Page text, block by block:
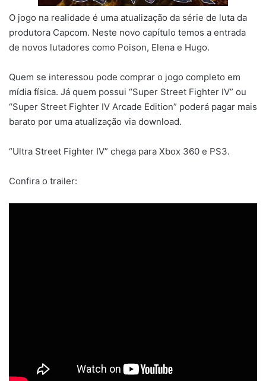
O jogo na realidade é uma atualização da série de luta da
produtora Capcom. Neste novo capítulo temos a entrada
de novos lutadores como Poison, Elena e Hugo.
Quem se interessou pode comprar o jogo completo em
mídia física. Já quem possui “Super Street Fighter IV” ou
“Super Street Fighter IV Arcade Edition” poderá pagar mais
barato por uma atualização via download.
“Ultra Street Fighter IV” chega para Xbox 360 e PS3.
Confira o trailer: